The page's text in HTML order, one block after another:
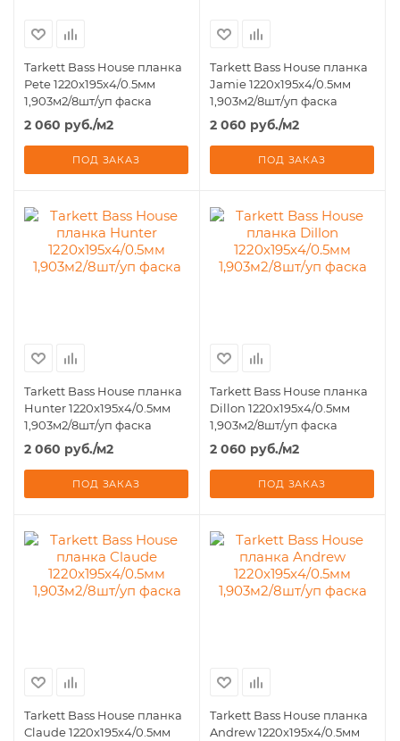
Tarkett Bass House планка
Pete 1220x195x4/0.5мм
1,903м2/8шт/уп фаска
2 060 руб./м2
ПОД ЗАКАЗ
Tarkett Bass House планка
Jamie 1220x195x4/0.5мм
1,903м2/8шт/уп фаска
2 060 руб./м2
ПОД ЗАКАЗ
Tarkett Bass House планка
Hunter 1220x195x4/0.5мм
1,903м2/8шт/уп фаска
2 060 руб./м2
ПОД ЗАКАЗ
Tarkett Bass House планка
Dillon 1220x195x4/0.5мм
1,903м2/8шт/уп фаска
2 060 руб./м2
ПОД ЗАКАЗ
Tarkett Bass House планка
Claude 1220x195x4/0.5мм
Tarkett Bass House планка
Andrew 1220x195x4/0.5мм